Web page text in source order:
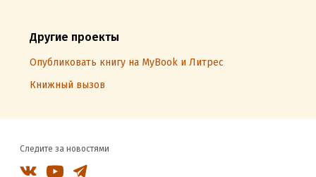
Другие проекты
Опубликовать книгу на MyBook и Литрес
Книжный вызов
Следите за новостями